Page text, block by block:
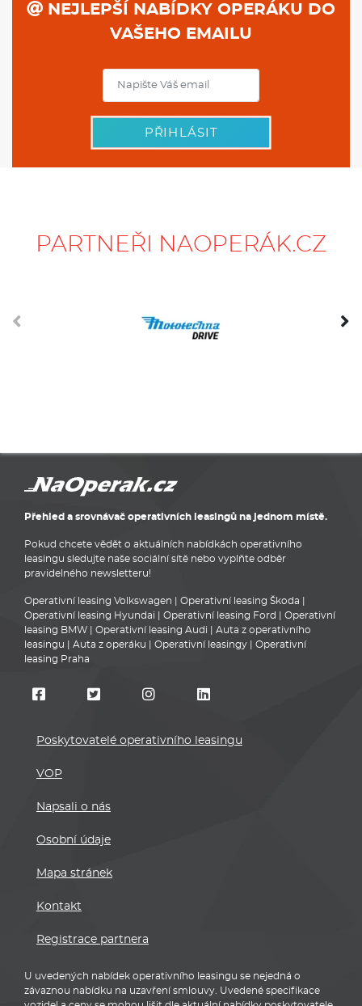
NEJLEPŠÍ NABÍDKY OPERÁKU DO
VAŠEHO EMAILU
PŘIHLÁSIT
PARTNEŘI NAOPERÁK.CZ
Přehled a srovnávač operativních leasingů na jednom místě.
Pokud chcete vědět o aktuálních nabídkách operativního
leasingu sledujte naše sociální sítě nebo vyplňte odběr
pravidelného newsletteru!
Operativní leasing Volkswagen Operativní leasing Škoda
Operativní leasing Hyundai
Operativní leasing Ford
Operativní
leasing BMW
Operativní leasing Audi
Auta z operativního
leasingu
Auta z operáku Operativní leasingy
Operativní
leasing Praha
Poskytovatelé operativního leasingu
VOP
Napsali o nás
Osobní údaje
Mapa stránek
Kontakt
Registrace partnera
U uvedených nabídek operativního leasingu se nejedná o
závaznou nabídku na uzavření smlouvy. Uvedené specifikace